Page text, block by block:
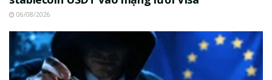
06/08/2026